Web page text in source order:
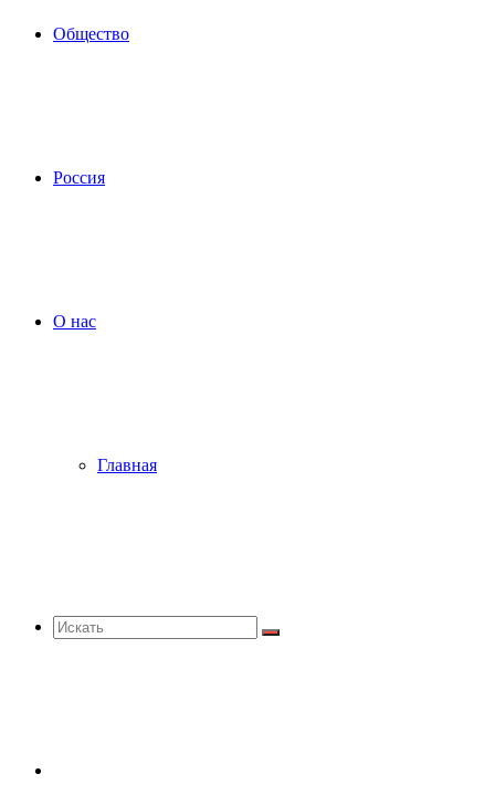
Общество
Россия
О нас
Главная
Искать